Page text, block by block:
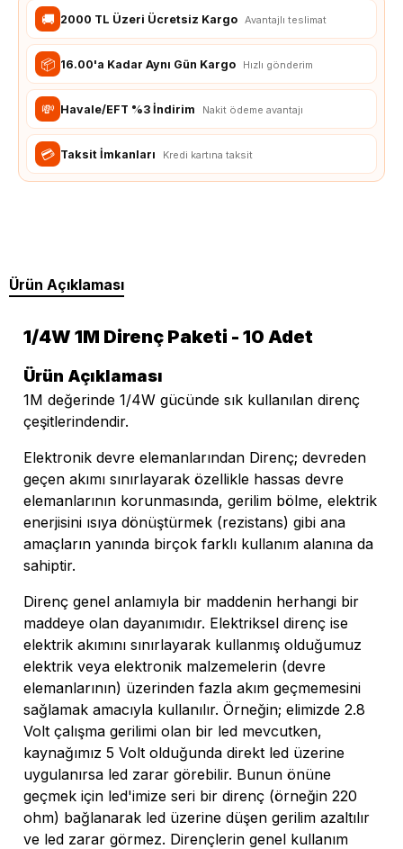
🚚 2000 TL Üzeri Ücretsiz Kargo Avantajlı teslimat
📦 16.00'a Kadar Aynı Gün Kargo Hızlı gönderim
💸 Havale/EFT %3 İndirim Nakit ödeme avantajı
💳 Taksit İmkanları Kredi kartına taksit
Ürün Açıklaması
1/4W 1M Direnç Paketi - 10 Adet
Ürün Açıklaması
1M değerinde 1/4W gücünde sık kullanılan direnç
çeşitlerindendir.
Elektronik devre elemanlarından Direnç; devreden
geçen akımı sınırlayarak özellikle hassas devre
elemanlarının korunmasında, gerilim bölme, elektrik
enerjisini ısıya dönüştürmek (rezistans) gibi ana
amaçların yanında birçok farklı kullanım alanına da
sahiptir.
Direnç genel anlamıyla bir maddenin herhangi bir
maddeye olan dayanımıdır. Elektriksel direnç ise
elektrik akımını sınırlayarak kullanmış olduğumuz
elektrik veya elektronik malzemelerin (devre
elemanlarının) üzerinden fazla akım geçmemesini
sağlamak amacıyla kullanılır. Örneğin; elimizde 2.8
Volt çalışma gerilimi olan bir led mevcutken,
kaynağımız 5 Volt olduğunda direkt led üzerine
uygulanırsa led zarar görebilir. Bunun önüne
geçmek için led'imize seri bir direnç (örneğin 220
ohm) bağlanarak led üzerine düşen gerilim azaltılır
ve led zarar görmez. Dirençlerin genel kullanım